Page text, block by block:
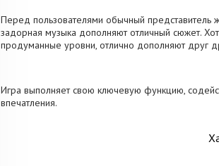
Перед пользователями обычный представитель
задорная музыка дополняют отличный сюжет.
продуманные уровни, отлично дополняют друг
Игра выполняет свою ключевую функцию,
впечатления.